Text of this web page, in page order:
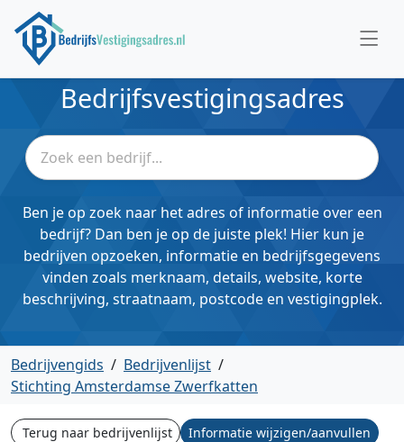
Bedrijfsvestigingsadres
Ben je op zoek naar het adres of informatie over een
bedrijf? Dan ben je op de juiste plek! Hier kun je
bedrijven opzoeken, informatie en bedrijfsgegevens
vinden zoals merknaam, details, website, korte
beschrijving, straatnaam, postcode en vestigingplek.
Bedrijvengids / Bedrijvenlijst /
Stichting Amsterdamse Zwerfkatten
Terug naar bedrijvenlijst Informatie wijzigen/aanvullen